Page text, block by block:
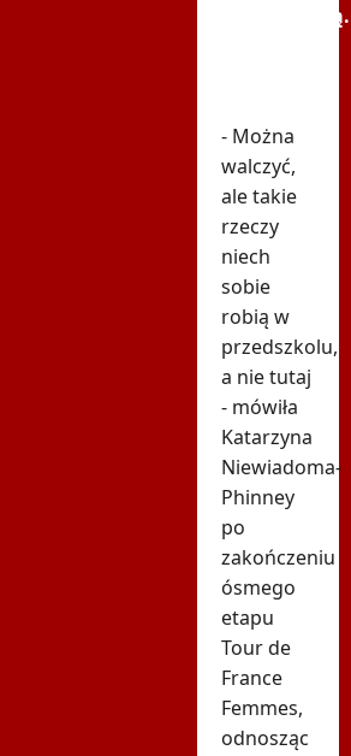
Niewiadomą.
- Można
walczyć,
ale takie
rzeczy
niech
sobie
robią w
przedszkolu,
a nie tutaj
- mówiła
Katarzyna
Niewiadoma-
Phinney
po
zakończeniu
ósmego
etapu
Tour de
France
Femmes,
odnosząc